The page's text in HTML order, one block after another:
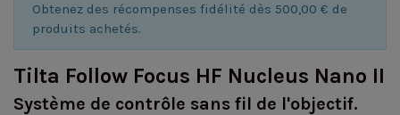
Obtenez des récompenses fidélité dès 500,00 € de
produits achetés.
Tilta Follow Focus HF Nucleus Nano II
Système de contrôle sans fil de l'objectif.